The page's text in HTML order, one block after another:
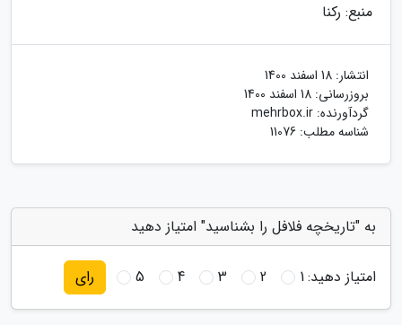
منبع: رکنا
انتشار: 18 اسفند 1400
بروزرسانی: 18 اسفند 1400
گردآورنده: mehrbox.ir
شناسه مطلب: 11076
به "تاریخچه فلافل را بشناسید" امتیاز دهید
امتیاز دهید:1
2
3
4
5 رای